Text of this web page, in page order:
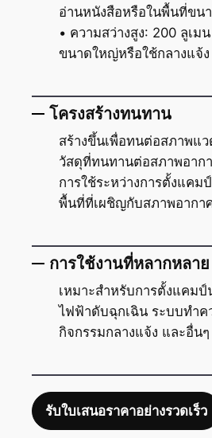
อ่านหนังสือหรือในพื้นที่ขน
• ความสว่างสูง: 200 ลูเม
ขนาดใหญ่หรือใช้กลางแจ้ง
โครงสร้างทนทาน
สร้างขึ้นเพื่อทนต่อสภาพแ
วัสดุที่ทนทานต่อสภาพอาก
การใช้ระหว่างการตั้งแคม
พื้นที่ที่เผชิญกับสภาพอากา
การใช้งานที่หลากหลาย
เหมาะสำหรับการตั้งแคม
ไฟฟ้าดับฉุกเฉิน ระบบทำค
กิจกรรมกลางแจ้ง และอื่น
รับใบเสนอราคาอย่างรวดเร็ว